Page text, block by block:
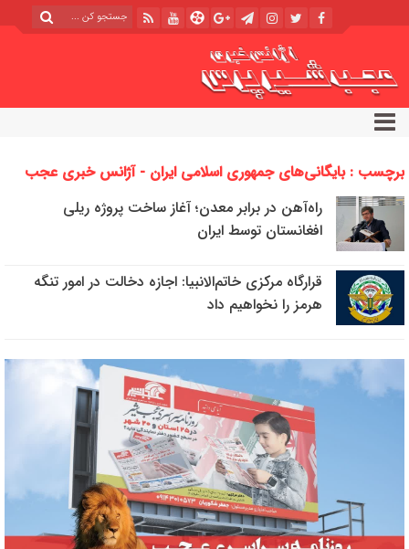
برچسب : بایگانی‌های جمهوری اسلامی ایران - آژانس خبری عجب
شیر پرس
راه‌آهن در برابر معدن؛ آغاز ساخت پروژه ریلی
افغانستان توسط ایران
قرارگاه مرکزی خاتم‌الانبیا: اجازه دخالت در امور تنگه
هرمز را نخواهیم داد